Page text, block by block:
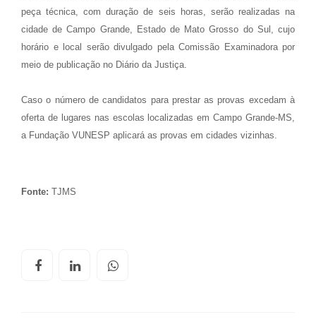
peça técnica, com duração de seis horas, serão realizadas na
cidade de Campo Grande, Estado de Mato Grosso do Sul, cujo
horário e local serão divulgado pela Comissão Examinadora por
meio de publicação no Diário da Justiça.
Caso o número de candidatos para prestar as provas excedam à
oferta de lugares nas escolas localizadas em Campo Grande-MS,
a Fundação VUNESP aplicará as provas em cidades vizinhas.
Fonte: TJMS